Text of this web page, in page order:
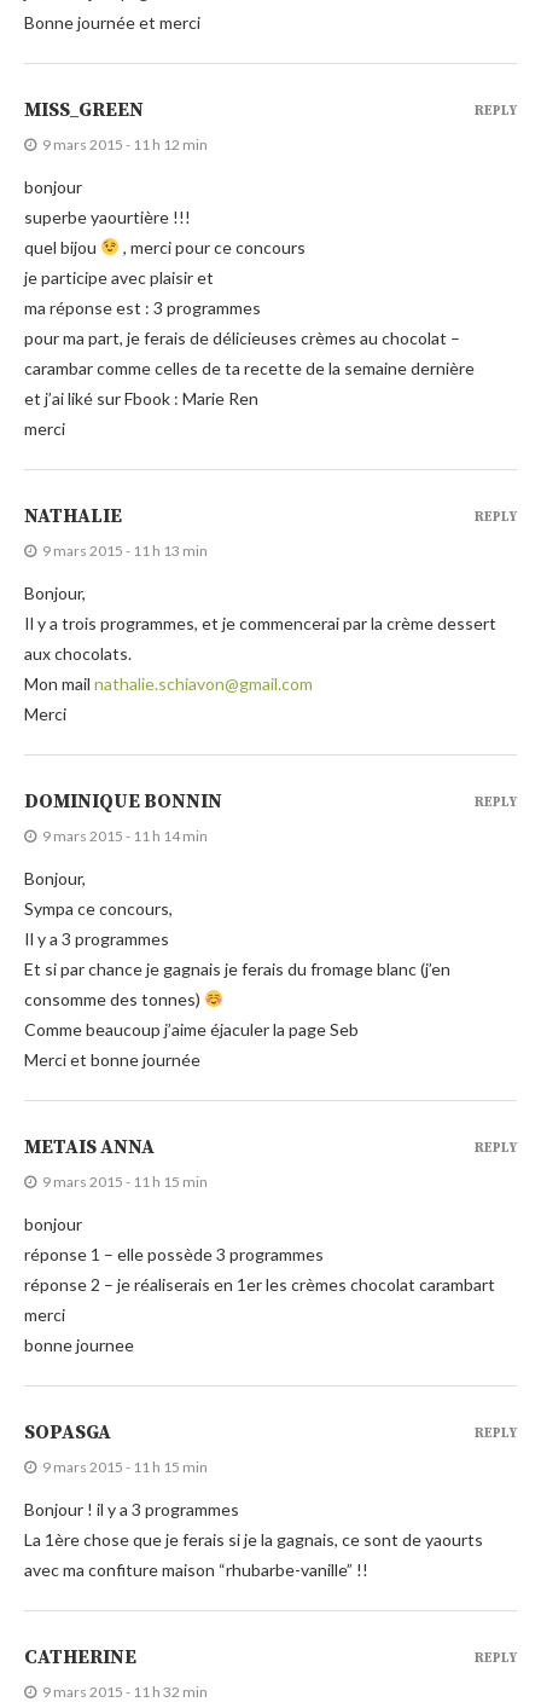
Bonne journée et merci
MISS_GREEN
9 mars 2015 - 11 h 12 min
bonjour
superbe yaourtière !!!
quel bijou
, merci pour ce concours
je participe avec plaisir et
ma réponse est : 3 programmes
pour ma part, je ferais de délicieuses crèmes au chocolat –
carambar comme celles de ta recette de la semaine dernière
et j’ai liké sur Fbook : Marie Ren
merci
REPLY
NATHALIE
9 mars 2015 - 11 h 13 min
Bonjour,
Il y a trois programmes, et je commencerai par la crème dessert
aux chocolats.
Mon mail nathalie.schiavon@gmail.com
Merci
REPLY
DOMINIQUE BONNIN
9 mars 2015 - 11 h 14 min
Bonjour,
Sympa ce concours,
Il y a 3 programmes
Et si par chance je gagnais je ferais du fromage blanc (j’en
consomme des tonnes)
Comme beaucoup j’aime éjaculer la page Seb
Merci et bonne journée
REPLY
METAIS ANNA
9 mars 2015 - 11 h 15 min
bonjour
réponse 1 – elle possède 3 programmes
réponse 2 – je réaliserais en 1er les crèmes chocolat carambart
merci
bonne journee
REPLY
SOPASGA
9 mars 2015 - 11 h 15 min
Bonjour ! il y a 3 programmes
La 1ère chose que je ferais si je la gagnais, ce sont de yaourts
avec ma confiture maison “rhubarbe-vanille” !!
REPLY
CATHERINE
9 mars 2015 - 11 h 32 min
REPLY